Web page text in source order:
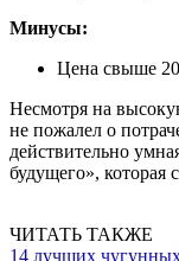
Минусы:
Цена свыше
Несмотря на
не пожалел о
действительно
будущего», которая
ЧИТАТЬ ТАКЖЕ
14 лучших